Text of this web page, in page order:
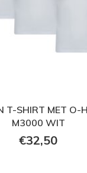
T-SHIRT MET O-
M3000 WIT
€32,50